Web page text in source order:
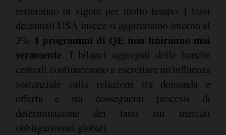
resteranno in vigore per molto tempo. I tassi
decennali USA invece si aggireranno intorno al
3%. I programmi di QE non finiranno mai
veramente. I bilanci aggregati delle banche
centrali continueranno a esercitare un'influenza
sostanziale sulla relazione tra domanda e
offerta e sui conseguenti processi di
determinazione dei tassi sui mercati
obbligazionari globali.